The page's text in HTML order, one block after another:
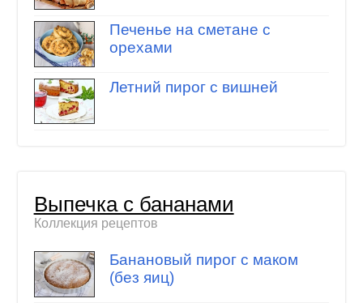
Печенье на сметане с
орехами
Летний пирог с вишней
Выпечка с бананами
Коллекция рецептов
Банановый пирог с маком
(без яиц)